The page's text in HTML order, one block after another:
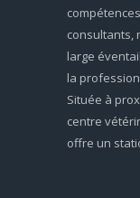
consultants,
large
la
Située à
centre
offre un